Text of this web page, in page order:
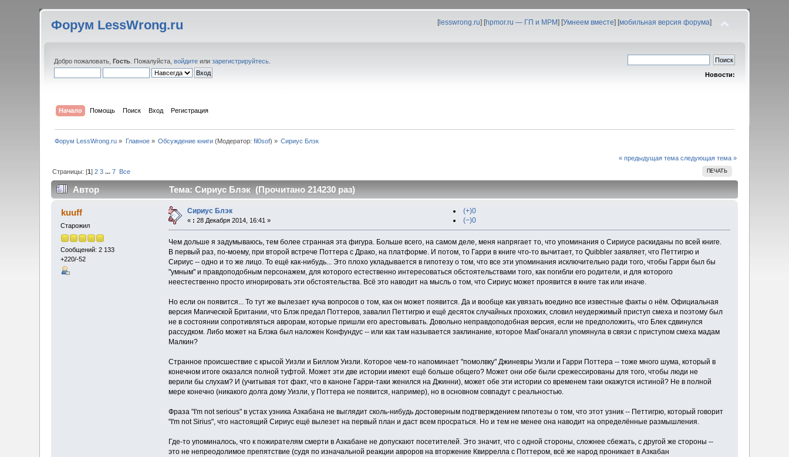
Форум LessWrong.ru [lesswrong.ru] [hpmor.ru — ГП и МРМ] [Умнеем вместе] [мобильная версия форума]
Добро пожаловать,Гость . Пожалуйста,войдите илизарегистрируйтесь
Новости:
Начало Помощь Поиск Вход Регистрация
Форум LessWrong.ru » Главное» Обсуждение книги (Модератор:fil0sof) » Сириус Блэк
« предыдущая тема следующая тема »
ПЕЧАТЬ
Страницы: [1]2 3 ...7 Все
Автор Тема: Сириус Блэк (Прочитано 214230 раз)
kuuff
Старожил
Сообщений: 2 133
+220/-52
Сириус Блэк
« : 28 Декабря 2014, 16:41 »
(+)0
(−)0
Чем дольше я задумываюсь, тем более странная эта фигура. Больше всего, на самом деле, меня напрягает то, что упоминания о Сириусе раскиданы по всей книге.
В первый раз, по-моему, при второй встрече Поттера с Драко, на платформе. И потом, то Гарри в книге что-то вычитает, то Quibbler заявляет, что Петтигрю и
Сириус -- одно и то же лицо. То ещё как-нибудь... Это плохо укладывается в гипотезу о том, что все эти упоминания исключительно ради того, чтобы Гарри был бы
"умным" и правдоподобным персонажем, для которого естественно интересоваться обстоятельствами того, как погибли его родители, и для которого
неестественно просто игнорировать эти обстоятельства. Всё это наводит на мысль о том, что Сириус может проявится в книге так или иначе.
Но если он появится... То тут же вылезает куча вопросов о том, как он может появится. Да и вообще как увязать воедино все известные факты о нём. Официальная
версия Магической Британии, что Блэк предал Поттеров, завалил Петтигрю и ещё десяток случайных прохожих, словил неудержимый приступ смеха и поэтому был
не в состоянии сопротивляться аврорам, которые пришли его арестовывать. Довольно неправдоподобная версия, если не предположить, что Блек сдвинулся
рассудком. Либо может на Блэка был наложен Конфундус -- или как там называется заклинание, которое МакГонагалл упомянула в связи с приступом смеха мадам
Малкин?
Странное происшествие с крысой Уизли и Биллом Уизли. Которое чем-то напоминает "помолвку" Джиневры Уизли и Гарри Поттера -- тоже много шума, который в
конечном итоге оказался полной туфтой. Может эти две истории имеют ещё больше общего? Может они обебыли срежессированы для того, чтобы люди не
верили бы слухам? И (учитывая тот факт, что в каноне Гарри-таки женился на Джинни), может обе эти истории со временем таки окажутся истиной? Не в полной
мере конечно (никакого долга дому Уизли, у Поттера не появится, например), но в основном совпадут с реальностью.
Фраза "I'm not serious" в устах узника Азкабана не выглядит сколь-нибудь достоверным подтверждением гипотезы о том, что этот узник -- Петтигрю, который говорит
"I'm not Sirius", что настоящий Сириус ещё вылезет на первый план и даст всем просраться. Но и тем не менее она наводит на определённые размышления.
Где-то упоминалось, что к пожирателям смерти в Азкабане не допускают посетителей. Это значит, что с одной стороны, сложнее сбежать, с другой же стороны --
это не непреодолимое препятствие (судя по изначальной реакции авроров на вторжение Квиррелла с Поттером, всё же народ проникает в Азкабан